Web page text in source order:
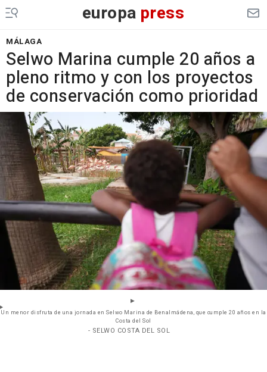
europa press
MÁLAGA
Selwo Marina cumple 20 años a
pleno ritmo y con los proyectos
de conservación como prioridad
Un menor disfruta de una jornada en Selwo Marina de Benalmádena, que cumple 20 años en la
Costa del Sol
- SELWO COSTA DEL SOL